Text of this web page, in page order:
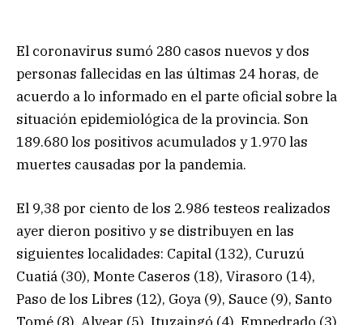
El coronavirus sumó 280 casos nuevos y dos
personas fallecidas en las últimas 24 horas, de
acuerdo a lo informado en el parte oficial sobre la
situación epidemiológica de la provincia. Son
189.680 los positivos acumulados y 1.970 las
muertes causadas por la pandemia.
El 9,38 por ciento de los 2.986 testeos realizados
ayer dieron positivo y se distribuyen en las
siguientes localidades: Capital (132), Curuzú
Cuatiá (30), Monte Caseros (18), Virasoro (14),
Paso de los Libres (12), Goya (9), Sauce (9), Santo